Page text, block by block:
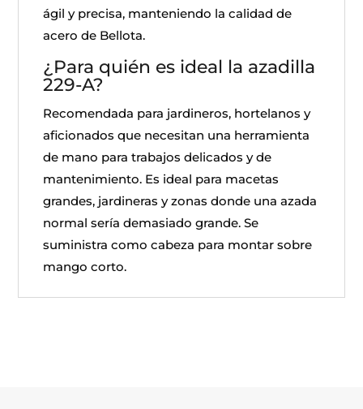
ágil y precisa, manteniendo la calidad de
acero de Bellota.
¿Para quién es ideal la azadilla
229-A?
Recomendada para jardineros, hortelanos y
aficionados que necesitan una herramienta
de mano para trabajos delicados y de
mantenimiento. Es ideal para macetas
grandes, jardineras y zonas donde una azada
normal sería demasiado grande. Se
suministra como cabeza para montar sobre
mango corto.